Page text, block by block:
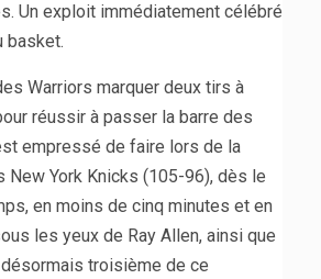
Un exploit immédiatement célébré
basket.
Warriors marquer deux tirs à
réussir à passer la barre des
empressé de faire lors de la
New York Knicks (105-96), dès le
en moins de cinq minutes et en
les yeux de Ray Allen, ainsi que
troisième de ce